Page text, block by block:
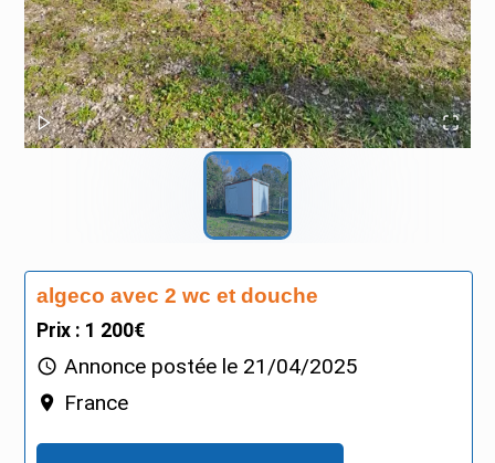
algeco avec 2 wc et douche
Prix : 1 200€
Annonce postée le 21/04/2025
France